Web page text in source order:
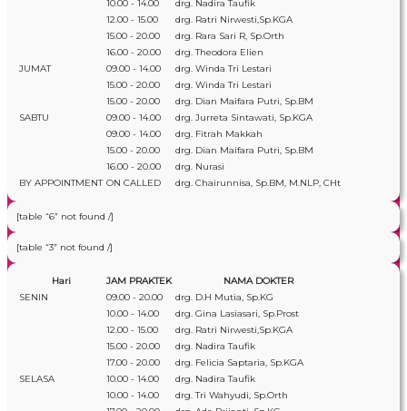
10.00 - 14.00
drg. Nadira Taufik
12.00 - 15.00
drg. Ratri Nirwesti,Sp.KGA
15.00 - 20.00
drg. Rara Sari R, Sp.Orth
16.00 - 20.00
drg. Theodora Elien
JUMAT
09.00 - 14.00
drg. Winda Tri Lestari
15.00 - 20.00
drg. Winda Tri Lestari
15.00 - 20.00
drg. Dian Maifara Putri, Sp.BM
SABTU
09.00 - 14.00
drg. Jurreta Sintawati, Sp.KGA
09.00 - 14.00
drg. Fitrah Makkah
15.00 - 20.00
drg. Dian Maifara Putri, Sp.BM
16.00 - 20.00
drg. Nurasi
BY APPOINTMENT ON CALLED drg. Chairunnisa, Sp.BM, M.NLP, CHt
[table “6” not found /]
[table “3” not found /]
Hari JAM PRAKTEK
NAMA DOKTER
SENIN
09.00 - 20.00
drg. D.H Mutia, Sp.KG
10.00 - 14.00
drg. Gina Lasiasari, Sp.Prost
12.00 - 15.00
drg. Ratri Nirwesti,Sp.KGA
15.00 - 20.00
drg. Nadira Taufik
17.00 - 20.00
drg. Felicia Saptaria, Sp.KGA
SELASA
10.00 - 14.00
drg. Nadira Taufik
10.00 - 14.00
drg. Tri Wahyudi, Sp.Orth